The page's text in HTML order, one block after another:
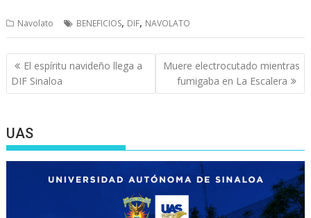
Navolato BENEFICIOS, DIF, NAVOLATO
Navegación
de
entradas
El espíritu navideño llega a
DIF Sinaloa
Muere electrocutado mientras
fumigaba en La Escalera
UAS